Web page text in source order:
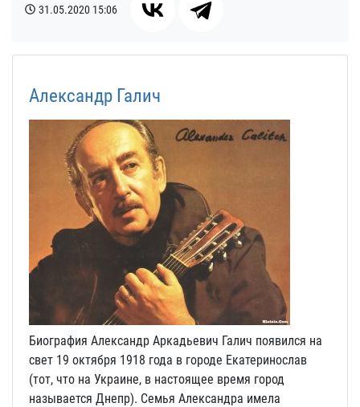
31.05.2020 15:06
Александр Галич
Биография Александр Аркадьевич Галич появился на
свет 19 октября 1918 года в городе Екатеринослав
(тот, что на Украине, в настоящее время город
называется Днепр). Семья Александра имела